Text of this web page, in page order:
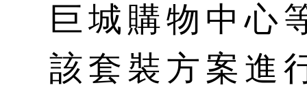
巨城購物中心
該套裝方案進